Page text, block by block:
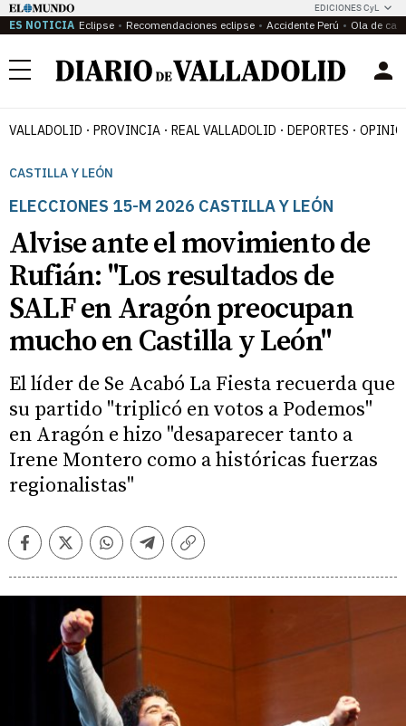
EDICIONES CyL
ES NOTICIA Eclipse Recomendaciones eclipse Accidente Perú Ola de
Menú
VALLADOLID PROVINCIA REAL VALLADOLID DEPORTES
CASTILLA Y LEÓN
ELECCIONES 15-M 2026 CASTILLA Y LEÓN
Alvise ante el movimiento de
Rufián: "Los resultados de
SALF en Aragón preocupan
mucho en Castilla y León"
El líder de Se Acabó La Fiesta recuerda que
su partido "triplicó en votos a Podemos"
en Aragón e hizo "desaparecer tanto a
Irene Montero como a históricas fuerzas
regionalistas"
FacebookTwitterWhatsappTelegramCopiar